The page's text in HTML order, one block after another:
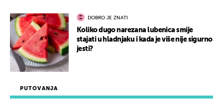
PUTOVANJA
DOBRO JE ZNATI
Koliko dugo narezana lubenica smije
stajati u hladnjaku i kada je više nije sigurno
jesti?